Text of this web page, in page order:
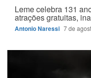
Leme celebra 131
atrações gratuitas,
Antonio Naressi 7 de